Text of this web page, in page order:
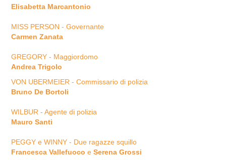
Elisabetta Marcantonio
MISS PERSON - Governante
Carmen Zanata
GREGORY - Maggiordomo
Andrea Trigolo
VON UBERMEIER - Commissario di polizia
Bruno De Bortoli
WILBUR - Agente di polizia
Mauro Santi
PEGGY e WINNY - Due ragazze squillo
Francesca Vallefuoco e Serena Grossi